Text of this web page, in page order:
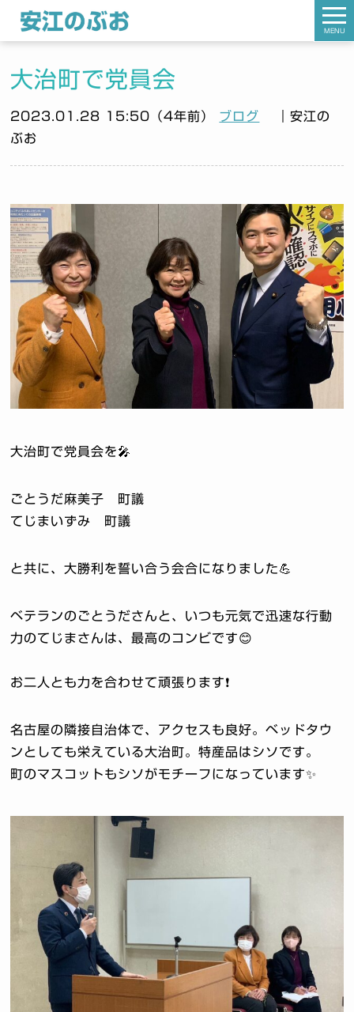
大治町で党員会
2023.01.28 15:50（4年前） ブログ
｜安江の
ぶお
大治町で党員会を🎤
ごとうだ麻美子 町議
てじまいずみ 町議
と共に、大勝利を誓い合う会合になりました💪
ベテランのごとうださんと、いつも元気で迅速な行動
力のてじまさんは、最高のコンビです😊
お二人とも力を合わせて頑張ります❗️
名古屋の隣接自治体で、アクセスも良好。ベッドタウ
ンとしても栄えている大治町。特産品はシソです。
町のマスコットもシソがモチーフになっています✨
MENU